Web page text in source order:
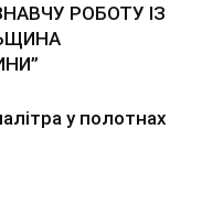
РОБОТУ ІЗ
у полотнах